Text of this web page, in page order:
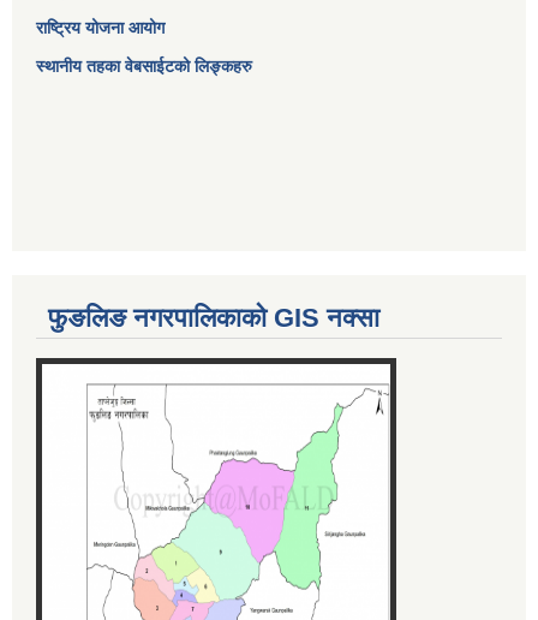
राष्ट्रिय योजना आयोग
स्थानीय तहका वेबसाईटको लिङ्कहरु
फुङलिङ नगरपालिकाको GIS नक्सा